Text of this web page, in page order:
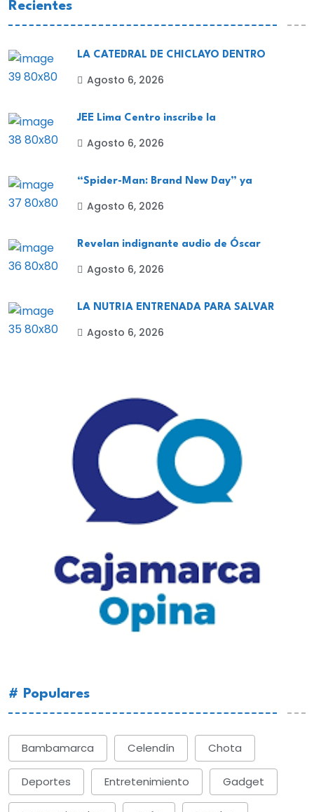
Recientes
LA CATEDRAL DE CHICLAYO DENTRO
Agosto 6, 2026
JEE Lima Centro inscribe la
Agosto 6, 2026
“Spider-Man: Brand New Day” ya
Agosto 6, 2026
Revelan indignante audio de Óscar
Agosto 6, 2026
LA NUTRIA ENTRENADA PARA SALVAR
Agosto 6, 2026
# Populares
Bambamarca Celendín Chota
Deportes Entretenimiento Gadget